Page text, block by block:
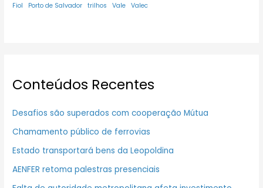
Fiol Porto de Salvador trilhos Vale Valec
Conteúdos Recentes
Desafios são superados com cooperação Mútua
Chamamento público de ferrovias
Estado transportará bens da Leopoldina
AENFER retoma palestras presenciais